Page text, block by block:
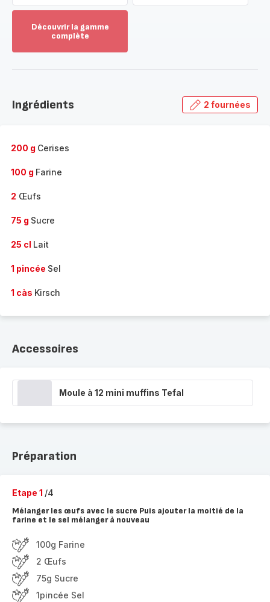
Découvrir la gamme
complète
gamme
Ingrédients 2 fournées
200 g Cerises
100 g Farine
2 Œufs
75 g Sucre
25 cl Lait
1 pincée Sel
1 càs Kirsch
Accessoires
Moule à 12 mini muffins Tefal
Préparation
Etape 1 /4
Mélanger les œufs avec le sucre Puis ajouter la moitié de la
farine et le sel mélanger à nouveau
100g Farine
2 Œufs
75g Sucre
1pincée Sel